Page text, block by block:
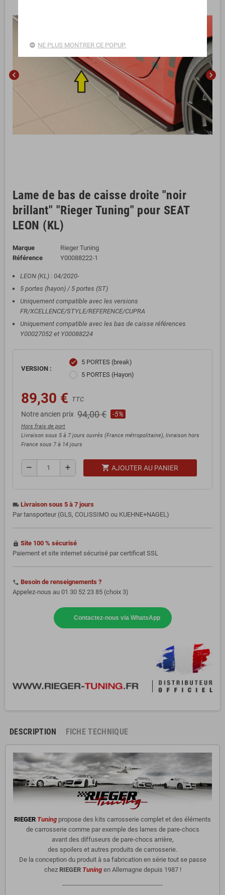
chevron_left chevron_right
Lame de bas de caisse droite "noir
brillant" "Rieger Tuning" pour SEAT
LEON (KL)
Marque
Rieger Tuning
Référence
Y00088222-1
LEON (KL) : 04/2020-
5 portes (hayon) / 5 portes (ST)
Uniquement compatible avec les versions
FR/XCELLENCE/STYLE/REFERENCE/CUPRA
Uniquement compatible avec les bas de caisse références
Y00027052 et Y00088224
VERSION :
check
5 PORTES (break)
5 PORTES (Hayon)
89,30 € TTC
Notre ancien prix 94,00 € -5%
Hors frais de port
Livraison sous 5 à 7 jours ouvrés (France métropolitaine), livraison hors
France sous 7 à 14 jours
remove add shopping_cart AJOUTER AU PANIER
local_shipping Livraison sous 5 à 7 jours
Par tansporteur (GLS, COLISSIMO ou KUEHNE+NAGEL)
https Site 100 % sécurisé
Paiement et site internet sécurisé par certificat SSL
phone Besoin de renseignements ?
Appelez-nous au 01 30 52 23 85 (choix 3)
Contactez-nous via WhatsApp
DESCRIPTION FICHE TECHNIQUE
RIEGER Tuning propose des kits carrosserie complet et des éléments
de carrosserie comme par exemple des lames de pare-chocs
avant des diffuseurs de pare-chocs arrière,
des spoilers et autres produits de carrosserie.
De la conception du produit à sa fabrication en série tout se passe
chez RIEGER Tuningen Allemagne depuis 1987 !
--------------------------------------------------
NE PLUS MONTRER CE POPUP.